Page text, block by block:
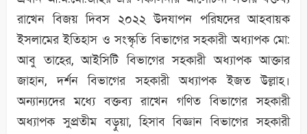
রাখেন বিজয় দিবস ২০২২ উদযাপন পরিষদের আহবায়ক
ইসলামের ইতিহাস ও সংস্কৃতি বিভাগের সহকারী অধ্যাপক মো:
আবু তাহের, আইসিটি বিভাগের সহকারী অধ্যাপক আক্তার
জাহান, দর্শন বিভাগের সহকারী অধ্যাপক ইজত উল্লাহ।
অন্যান্যদের মধ্যে বক্তব্য রাখেন গণিত বিভাগের সহকারী
অধ্যাপক সুপ্রতীম বড়ুয়া, হিসাব বিজ্ঞান বিভাগের সহকারী